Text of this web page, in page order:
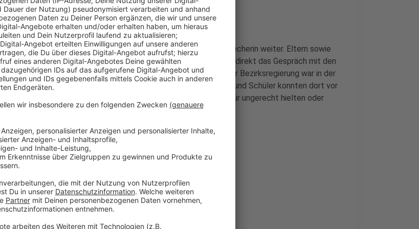
Anzeige
Tendenziell gehe die Zahl der Anrufenden eher zurück, so die Sprecherin weiter. Eltern sowie
Schülerinnen und Schüler würden bei Unstimmigkeiten wohl öfter direkt das Gespräch mit den
Lehrkräften oder der Schulleitung suchen. Das Zeugnistelefon der Bezirksregierung war in der
Zeit der Zeugnisvergabe an drei Tagen aktiv. Eltern, Schülerinnen und Schüler konnten dort vor
allem rechtliche Fragen klären, etwa wenn sie die Notengebung für ungerecht hielten oder
Fragen zur Schullaufbahn hatten.
Anzeige
Weitere Infos und Links zum Thema:
Anzeige